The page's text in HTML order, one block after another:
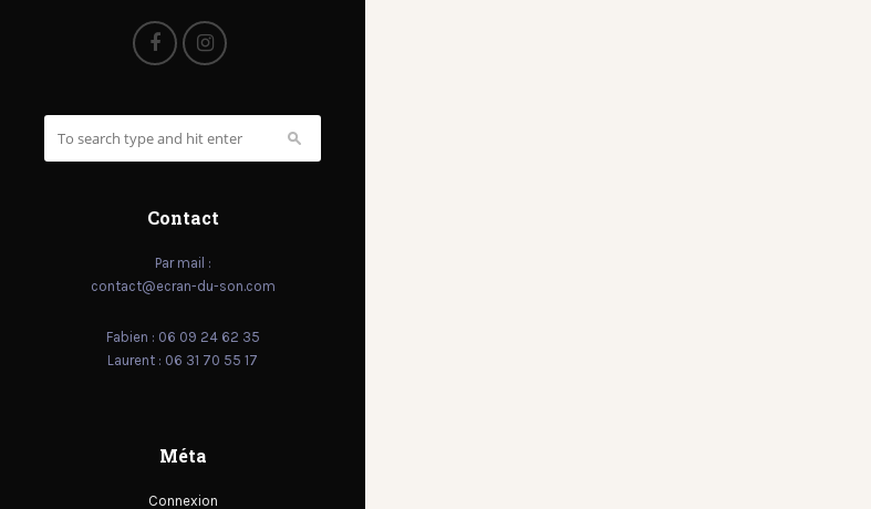
Contact
Par mail :
contact@ecran-du-son.com
Fabien : 06 09 24 62 35
Laurent : 06 31 70 55 17
Méta
Connexion